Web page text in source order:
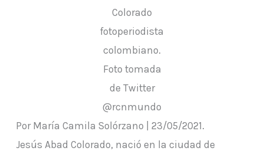
Colorado
fotoperiodista
colombiano.
Foto tomada
de Twitter
@rcnmundo
Por María Camila Solórzano | 23/05/2021.
Jesús Abad Colorado, nació en la ciudad de